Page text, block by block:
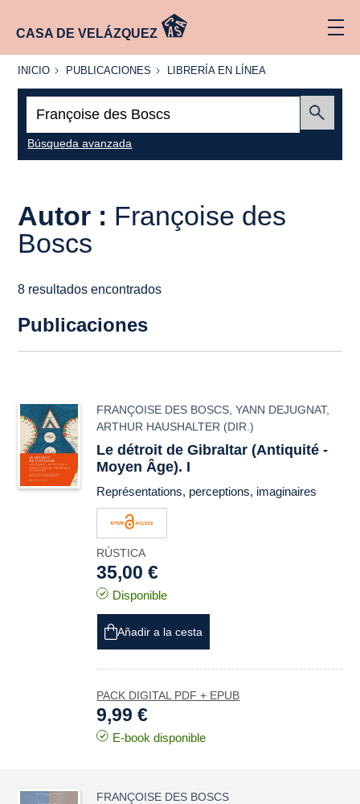
CASA DE VELÁZQUEZ
INICIO
INICIO PUBLICACIONES
PUBLICACIONES
LIBRERÍA
LÍNEA
LIBRERÍA EN LÍNEA
Búsqueda avanzada
Autor : Françoise des
Boscs
8 resultados encontrados
Publicaciones
FRANÇOISE DES BOSCS ,YANN DEJUGNAT,
ARTHUR HAUSHALTER (DIR.)
Le détroit de Gibraltar (Antiquité -
Moyen Âge). I
Représentations, perceptions, imaginaires
RÚSTICA
35,00 €
Disponible
Añadir a la cesta
PACK DIGITAL PDF + EPUB
9,99 €
E-book disponible
FRANÇOISE DES BOSCS